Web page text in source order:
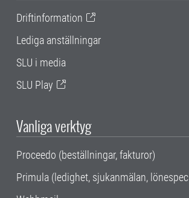
Driftinformation
Lediga anställningar
SLU i media
SLU Play
Vanliga verktyg
Proceedo (beställningar, fakturor)
Primula (ledighet, sjukanmälan,